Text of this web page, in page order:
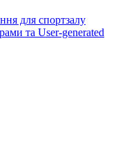
для спортзалу
та User-generated